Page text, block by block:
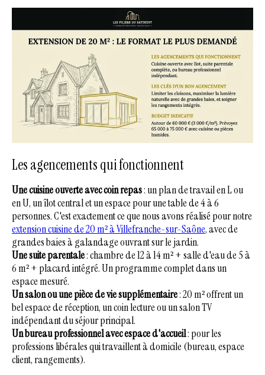
Les agencements qui fonctionnent
Une cuisine ouverte avec coin repas: un plan de travail en L ou
en U, un îlot central et un espace pour une table de 4 à 6
personnes. C'est exactement ce que nous avons réalisé pour notre
extension cuisine de 20 m² à Villefranche-sur-Saône, avec de
grandes baies à galandage ouvrant sur le jardin.
Une suite parentale: chambre de 12 à 14 m² + salle d'eau de 5 à
6 m² + placard intégré. Un programme complet dans un
espace mesuré.
Un salon ou une pièce de vie supplémentaire: 20 m² offrent un
bel espace de réception, un coin lecture ou un salon TV
indépendant du séjour principal.
Un bureau professionnel avec espace d'accueil: pour les
professions libérales qui travaillent à domicile (bureau, espace
client, rangements).